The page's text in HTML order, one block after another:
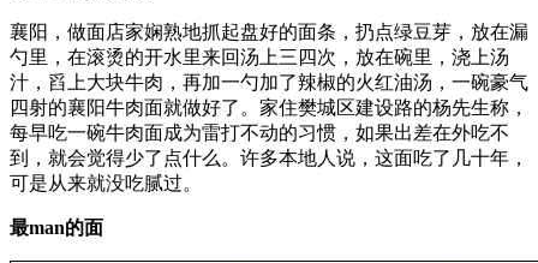
襄阳，做面店家娴熟地抓起盘好的面条，扔点绿豆芽，放在漏
勺里，在滚烫的开水里来回汤上三四次，放在碗里，浇上汤
汁，舀上大块牛肉，再加一勺加了辣椒的火红油汤，一碗豪气
四射的襄阳牛肉面就做好了。家住樊城区建设路的杨先生称，
每早吃一碗牛肉面成为雷打不动的习惯，如果出差在外吃不
到，就会觉得少了点什么。许多本地人说，这面吃了几十年，
可是从来就没吃腻过。
最man的面